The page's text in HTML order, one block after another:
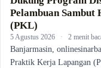
Pelambuan Sambut
(PKL)
5 Agustus 2026 · 2 menit
Banjarmasin,
Praktik Kerja Lapangan